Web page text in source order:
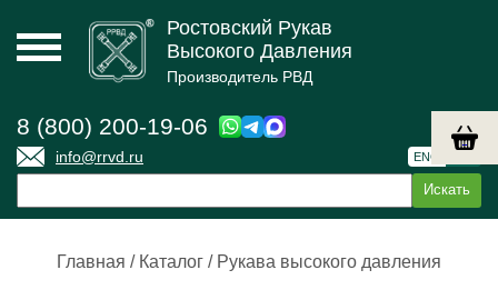
Ростовский Рукав
Высокого Давления
Производитель РВД
8 (800) 200-19-06
info@rrvd.ru ENG
Главная / Каталог / Рукава высокого давления